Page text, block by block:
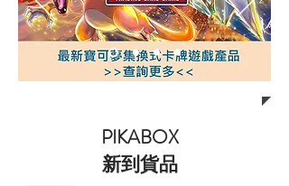
PIKABOX
新到貨品